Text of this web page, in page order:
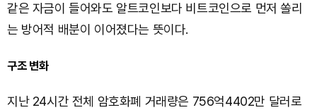
같은 자금이 들어와도 알트코인보다 비트코인으로 먼저 쏠리
는 방어적 배분이 이어졌다는 뜻이다.
구조 변화
지난 24시간 전체 암호화폐 거래량은 756억4402만 달러로